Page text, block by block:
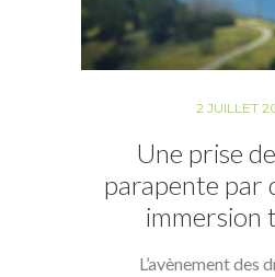
2 JUILLET
Une prise
parapente par
immersion
L’avènement des